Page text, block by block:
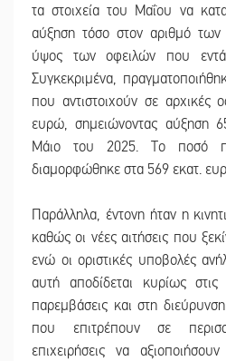
τα στοιχεία του Μαΐου να
αύξηση τόσο στον αριθμό
ύψος των οφειλών που
Συγκεκριμένα,
που αντιστοιχούν σε αρχικές
ευρώ, σημειώνοντας αύξηση
Μάιο του 2025. Το ποσό
διαμορφώθηκε στα 569 εκατ.
Παράλληλα, έντονη ήταν η
καθώς οι νέες αιτήσεις που
ενώ οι οριστικές υποβολές
αυτή αποδίδεται κυρίως στις
παρεμβάσεις και στη
που επιτρέπουν σε
επιχειρήσεις να